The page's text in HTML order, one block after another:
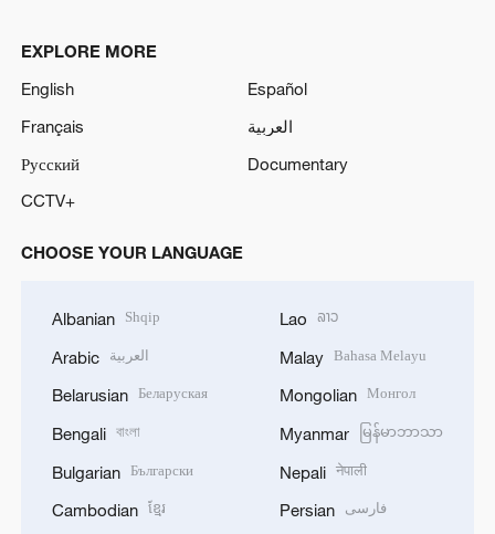
EXPLORE MORE
English
Español
Français
العربية
Русский
Documentary
CCTV+
CHOOSE YOUR LANGUAGE
Albanian Shqip
Arabic العربية
Belarusian Беларуская
Bengali বাংলা
Bulgarian Български
Cambodian ខ្មែរ
Lao ລາວ
Malay Bahasa Melayu
Mongolian Монгол
Myanmar မြန်မာဘာသာ
Nepali नेपाली
Persian فارسی